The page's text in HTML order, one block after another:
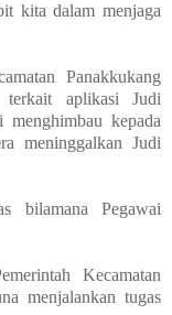
kita dalam menjaga
Panakkukang
terkait aplikasi Judi
kepada
meninggalkan Judi
bilamana Pegawai
Kecamatan
menjalankan tugas